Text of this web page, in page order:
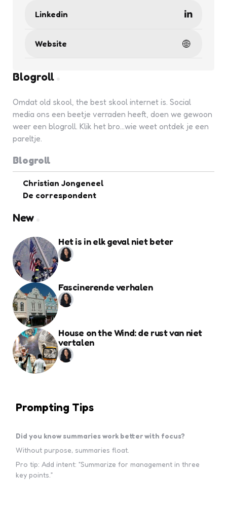
Linkedin
Website
Blogroll
Omdat old skool, the best skool internet is. Social
media ons een beetje verraden heeft, doen we gewoon
weer een blogroll. Klik het bro...wie weet ontdek je een
pareltje.
Blogroll
Christian Jongeneel
De correspondent
New
Het is in elk geval niet beter
Fascinerende verhalen
House on the Wind: de rust van niet
vertalen
Prompting Tips
Did you know summaries work better with focus?
Without purpose, summaries float.
Pro tip: Add intent: “Summarize for management in three
key points.”